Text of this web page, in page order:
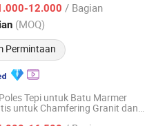
12.000 / Bagian
(MOQ)
Permintaan
Harga mulai 2025
Tepi untuk Batu Marmer
untuk Chamfering Granit dan
Ltd.